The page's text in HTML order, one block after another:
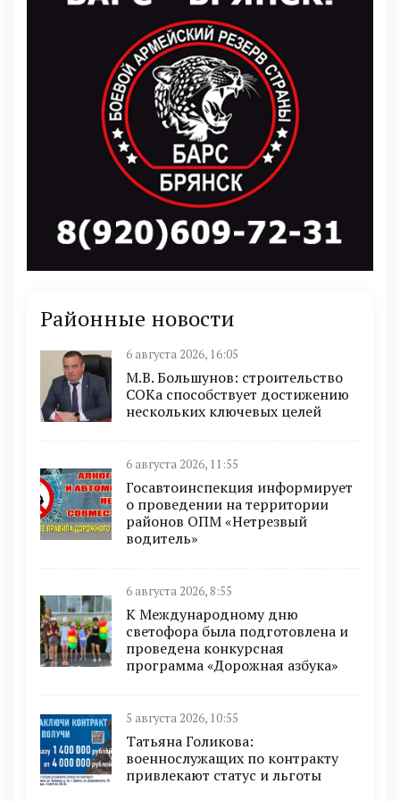
Районные новости
6 августа 2026, 16:05
М.В. Большунов: строительство
СОКа способствует достижению
нескольких ключевых целей
6 августа 2026, 11:55
Госавтоинспекция информирует
о проведении на территории
районов ОПМ «Нетрезвый
водитель»
6 августа 2026, 8:55
К Международному дню
светофора была подготовлена и
проведена конкурсная
программа «Дорожная азбука»
5 августа 2026, 10:55
Татьяна Голикова:
военнослужащих по контракту
привлекают статус и льготы